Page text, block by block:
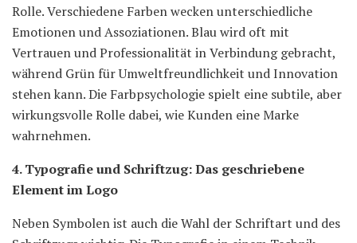
Rolle. Verschiedene Farben wecken unterschiedliche
Emotionen und Assoziationen. Blau wird oft mit
Vertrauen und Professionalität in Verbindung gebracht,
während Grün für Umweltfreundlichkeit und Innovation
stehen kann. Die Farbpsychologie spielt eine subtile, aber
wirkungsvolle Rolle dabei, wie Kunden eine Marke
wahrnehmen.
4. Typografie und Schriftzug: Das geschriebene
Element im Logo
Neben Symbolen ist auch die Wahl der Schriftart und des